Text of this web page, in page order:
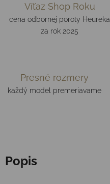
Víťaz Shop Roku
cena odbornej poroty Heureka
za rok 2025
Presné rozmery
každý model premeriavame
Popis